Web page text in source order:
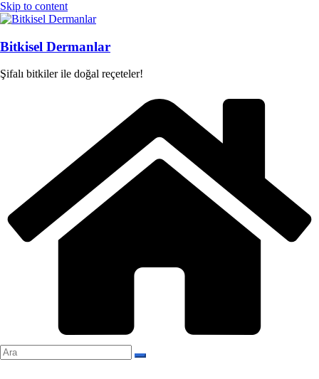
Skip to content
Bitkisel Dermanlar
Şifalı bitkiler ile doğal reçeteler!